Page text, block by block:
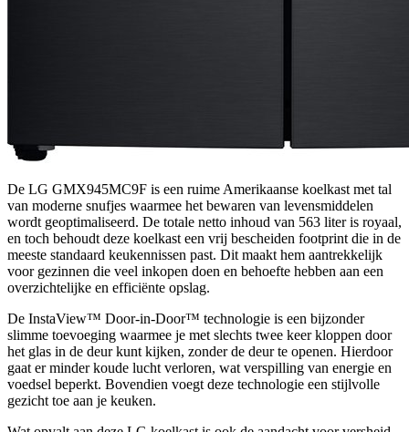
De LG GMX945MC9F is een ruime Amerikaanse koelkast met tal
van moderne snufjes waarmee het bewaren van levensmiddelen
wordt geoptimaliseerd. De totale netto inhoud van 563 liter is royaal,
en toch behoudt deze koelkast een vrij bescheiden footprint die in de
meeste standaard keukennissen past. Dit maakt hem aantrekkelijk
voor gezinnen die veel inkopen doen en behoefte hebben aan een
overzichtelijke en efficiënte opslag.
De InstaView™ Door-in-Door™ technologie is een bijzonder
slimme toevoeging waarmee je met slechts twee keer kloppen door
het glas in de deur kunt kijken, zonder de deur te openen. Hierdoor
gaat er minder koude lucht verloren, wat verspilling van energie en
voedsel beperkt. Bovendien voegt deze technologie een stijlvolle
gezicht toe aan je keuken.